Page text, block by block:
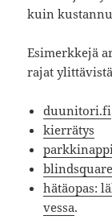
kuin
Esimerkkejä
rajat
duunitori.fi
kierrätys
blindsquare
hätäopas:
vessa.